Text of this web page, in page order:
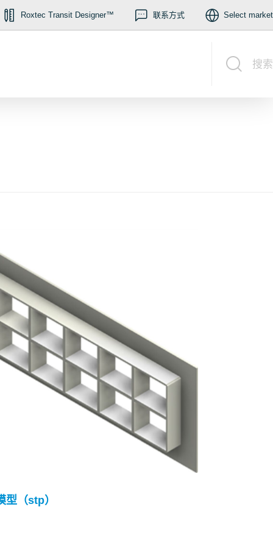
Roxtec Transit Designer™ 联系方式 Select market
搜索
型（stp）